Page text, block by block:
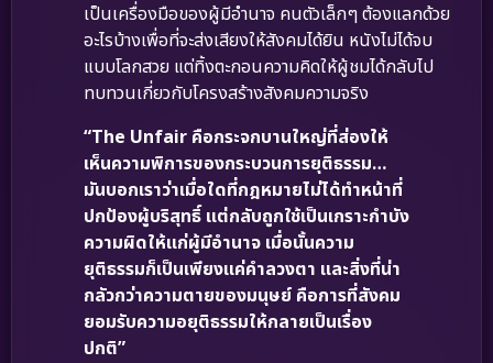
เป็นเครื่องมือของผู้มีอำนาจ คนตัวเล็กๆ ต้องแลกด้วย
อะไรบ้างเพื่อที่จะส่งเสียงให้สังคมได้ยิน หนังไม่ได้จบ
แบบโลกสวย แต่ทิ้งตะกอนความคิดให้ผู้ชมได้กลับไป
ทบทวนเกี่ยวกับโครงสร้างสังคมความจริง
“The Unfair คือกระจกบานใหญ่ที่ส่องให้
เห็นความพิการของกระบวนการยุติธรรม…
มันบอกเราว่าเมื่อใดที่กฎหมายไม่ได้ทำหน้าที่
ปกป้องผู้บริสุทธิ์ แต่กลับถูกใช้เป็นเกราะกำบัง
ความผิดให้แก่ผู้มีอำนาจ เมื่อนั้นความ
ยุติธรรมก็เป็นเพียงแค่คำลวงตา และสิ่งที่น่า
กลัวกว่าความตายของมนุษย์ คือการที่สังคม
ยอมรับความอยุติธรรมให้กลายเป็นเรื่อง
ปกติ”